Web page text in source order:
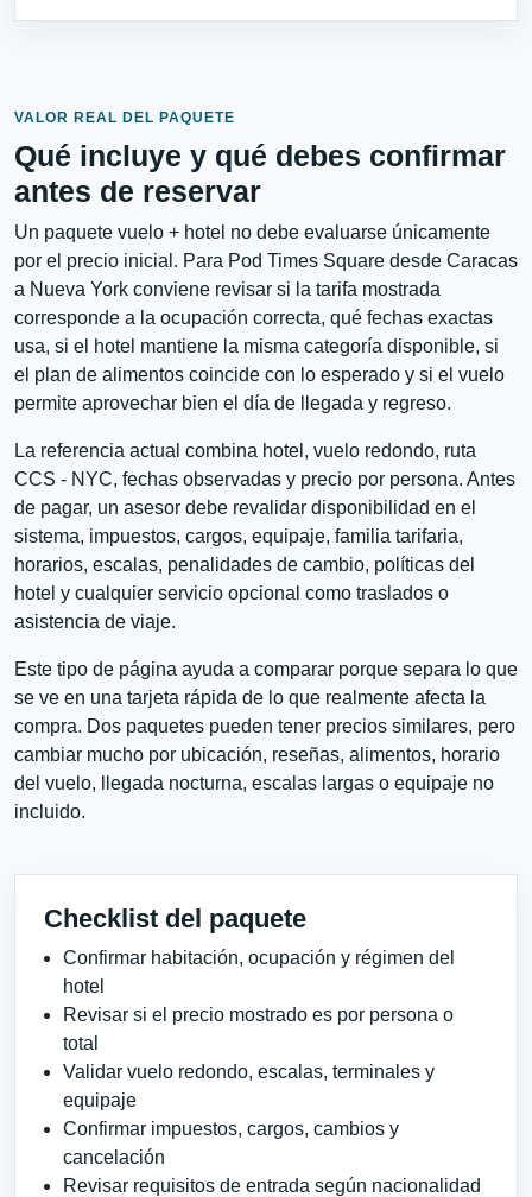
VALOR REAL DEL PAQUETE
Qué incluye y qué debes confirmar
antes de reservar
Un paquete vuelo + hotel no debe evaluarse únicamente
por el precio inicial. Para Pod Times Square desde Caracas
a Nueva York conviene revisar si la tarifa mostrada
corresponde a la ocupación correcta, qué fechas exactas
usa, si el hotel mantiene la misma categoría disponible, si
el plan de alimentos coincide con lo esperado y si el vuelo
permite aprovechar bien el día de llegada y regreso.
La referencia actual combina hotel, vuelo redondo, ruta
CCS - NYC, fechas observadas y precio por persona. Antes
de pagar, un asesor debe revalidar disponibilidad en el
sistema, impuestos, cargos, equipaje, familia tarifaria,
horarios, escalas, penalidades de cambio, políticas del
hotel y cualquier servicio opcional como traslados o
asistencia de viaje.
Este tipo de página ayuda a comparar porque separa lo que
se ve en una tarjeta rápida de lo que realmente afecta la
compra. Dos paquetes pueden tener precios similares, pero
cambiar mucho por ubicación, reseñas, alimentos, horario
del vuelo, llegada nocturna, escalas largas o equipaje no
incluido.
Checklist del paquete
Confirmar habitación, ocupación y régimen del
hotel
Revisar si el precio mostrado es por persona o
total
Validar vuelo redondo, escalas, terminales y
equipaje
Confirmar impuestos, cargos, cambios y
cancelación
Revisar requisitos de entrada según nacionalidad